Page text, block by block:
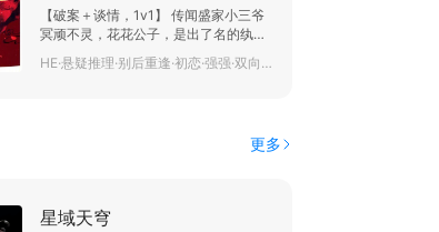
我要了。 段誉？六脉神剑…… 王语嫣？
你整个人都是我的！
【破案＋谈情，1v1】 传闻盛家小三爷
冥顽不灵，花花公子，是出了名的纨绔
子弟。婚宴上，他和思念九年之人再
遇。此后纨绔子弟盛屿晨一改坏毛病，
的案件中，他们挖掘出幕后者时，都愣
HE·悬疑推理·别后重逢·初恋·强强·双向救赎·忠犬·豪门·已完结·50.3万字
更多
星域天穹